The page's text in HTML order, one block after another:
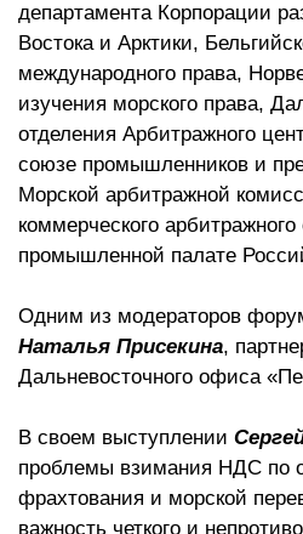
департамента Корпорации
Востока и Арктики,
международного права,
изучения морского права,
отделения Арбитражного
союзе промышленников и
Морской арбитражной
коммерческого
промышленной палате
Одним из модераторов
Наталья Присекина,
Дальневосточного офиса
В своем выступлении
проблемы взимания НДС по
фрахтования и морской
важность четкого и